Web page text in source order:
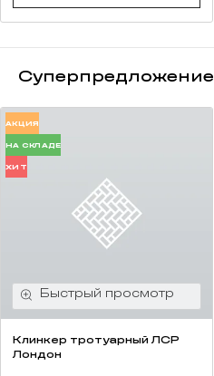
Суперпредложение
АКЦИЯ
НА СКЛАДЕ
ХИТ
Клинкер тротуарный ЛСР
Лондон